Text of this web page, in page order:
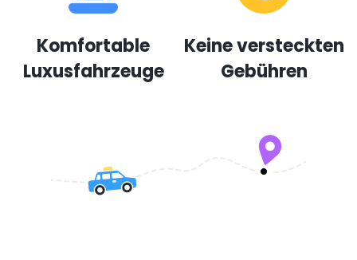
Komfortable
Luxusfahrzeuge
Keine versteckten
Gebühren